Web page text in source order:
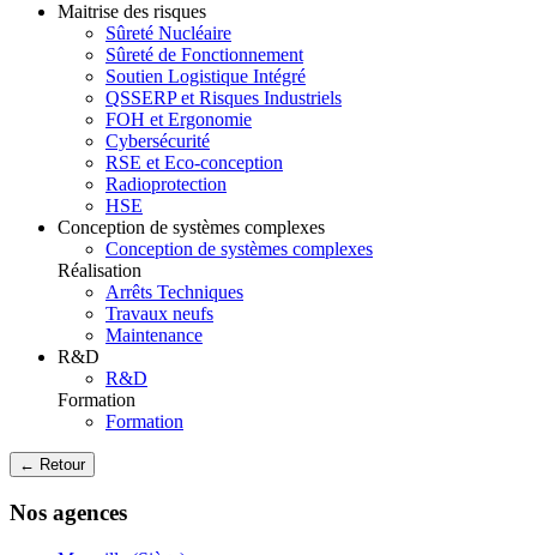
Maitrise des risques
Sûreté Nucléaire
Sûreté de Fonctionnement
Soutien Logistique Intégré
QSSERP et Risques Industriels
FOH et Ergonomie
Cybersécurité
RSE et Eco-conception
Radioprotection
HSE
Conception de systèmes complexes
Conception de systèmes complexes
Réalisation
Arrêts Techniques
Travaux neufs
Maintenance
R&D
R&D
Formation
Formation
← Retour
Nos agences